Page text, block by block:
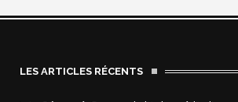
LES ARTICLES RÉCENTS